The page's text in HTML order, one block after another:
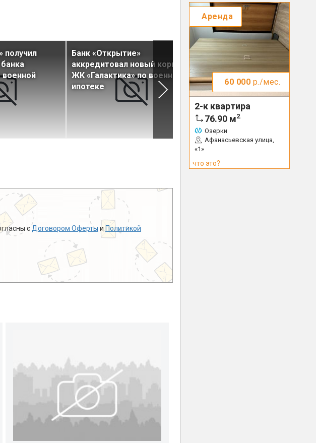
получил
военной
Банк «Открытие»
аккредитовал новый корпус
ЖК «Галактика» по военной
ипотеке
Связь-Банк снижает
ипотечные ставки
с Договором Оферты и Политикой
Аренда
60 000 р./мес.
2-к квартира
76.90 м2
Озерки
Афанасьевская улица,
«1»
что это?